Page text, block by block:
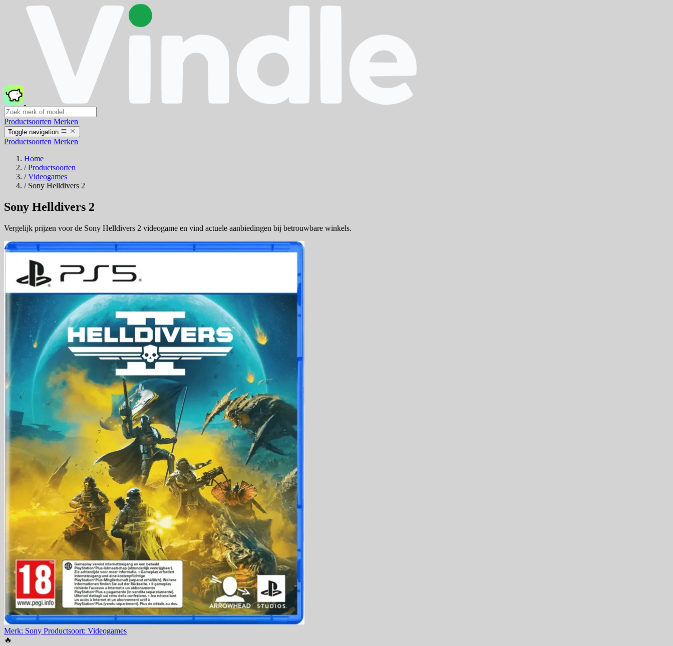
Productsoorten Merken
Toggle navigation
Productsoorten Merken
Home
/ Productsoorten
/ Videogames
/ Sony Helldivers 2
Sony Helldivers 2
Vergelijk prijzen voor de Sony Helldivers 2 videogame en vind actuele aanbiedingen bij betrouwbare winkels.
Merk: Sony Productsoort: Videogames
🔥